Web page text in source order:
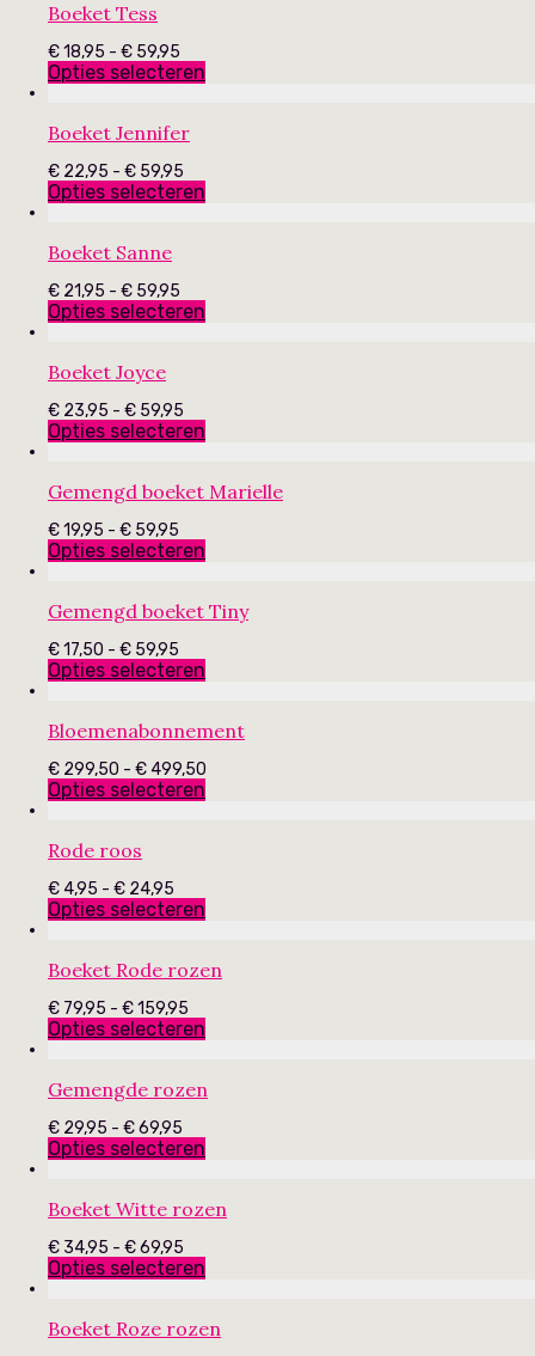
Boeket Tess
€18,95 - € 59,95
€ 18,95
tot
Opties selecteren
Boeket Jennifer
€ 22,95 - € 59,95
€ 22,95
tot
Opties selecteren
Boeket Sanne
€ 21,95 - € 59,95
€ 21,95
tot
Opties selecteren
Boeket Joyce
€ 23,95 - € 59,95
€ 23,95
tot
Opties selecteren
Gemengd boeket Marielle
€19,95 - € 59,95
€ 19,95
tot
Opties selecteren
Gemengd boeket Tiny
€17,50 - € 59,95
€ 17,50
tot
Opties selecteren
Bloemenabonnement
€ 299,50 - € 499,50
Opties selecteren
Rode roos
€ 4,95 - € 24,95
€ 4,95
tot
Opties selecteren
Boeket Rode rozen
€ 79,95 - €159,95
€ 79,95
tot
Opties selecteren
Gemengde rozen
€ 29,95 - €69,95
€ 29,95
tot
Opties selecteren
Boeket Witte rozen
€ 34,95 - €69,95
€ 34,95
tot
Opties selecteren
Boeket Roze rozen